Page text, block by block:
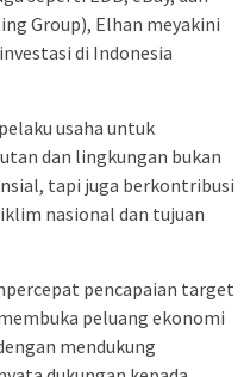
Group), Elhan meyakini
di Indonesia
usaha untuk
dan lingkungan bukan
tapi juga berkontribusi
nasional dan tujuan
pencapaian target
peluang ekonomi
mendukung